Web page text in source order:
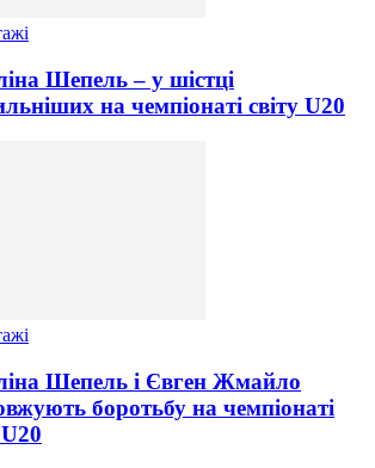
Шепель – у шістці
на чемпіонаті світу U20
Шепель і Євген Жмайло
боротьбу на чемпіонаті
U20